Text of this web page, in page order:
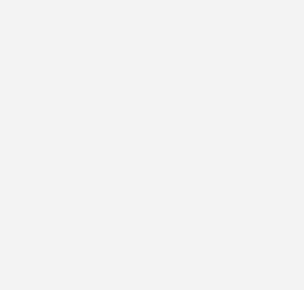
Problem mit dem ERE
Sie regelmäßig von uns
und Neuigkeiten, gebündelt und